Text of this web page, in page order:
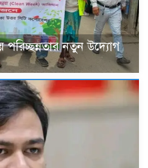
পরিচ্ছন্নতার নতুন উদ্যোগ